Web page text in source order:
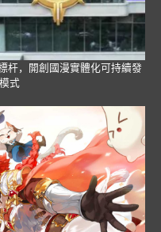
杆，開創國漫實體化可持續發
式